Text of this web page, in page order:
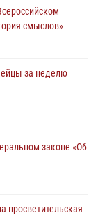
смыслов»
за неделю
общественной
два раза на
законе «Об
просветительская